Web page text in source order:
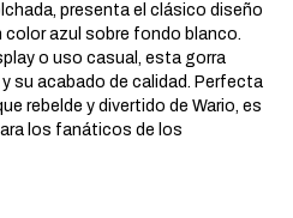
presenta el clásico diseño
color azul sobre fondo blanco.
o uso casual, esta gorra
su acabado de calidad. Perfecta
rebelde y divertido de Wario, es
los fanáticos de los